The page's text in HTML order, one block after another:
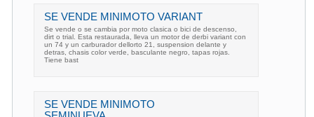
SE VENDE MINIMOTO VARIANT
Se vende o se cambia por moto clasica o bici de descenso,
dirt o trial. Esta restaurada, lleva un motor de derbi variant con
un 74 y un carburador dellorto 21, suspension delante y
detras, chasis color verde, basculante negro, tapas rojas.
Tiene bast
SE VENDE MINIMOTO